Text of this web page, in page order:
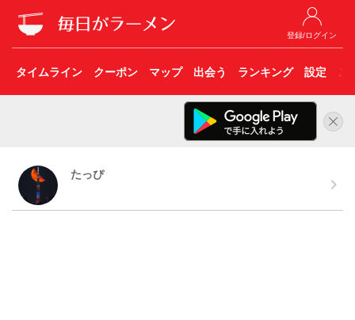
登録/ログイン
タイムライン クーポン マップ 出会う ランキング 設定 こ
たっぴ